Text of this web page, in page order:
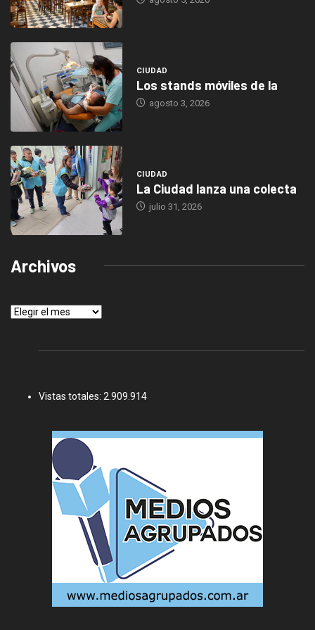
CIUDAD
Los stands móviles de la
agosto 3, 2026
CIUDAD
La Ciudad lanza una colecta
julio 31, 2026
Archivos
Archivos
Vistas totales: 2.909.914